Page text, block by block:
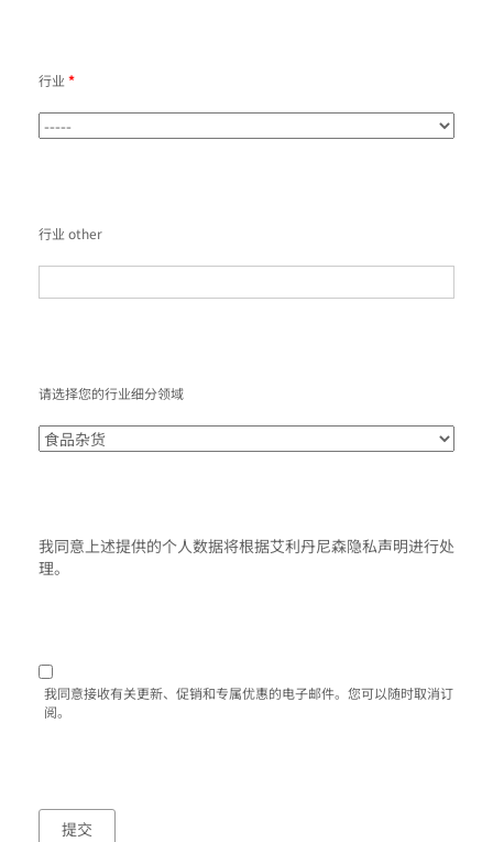
行业 *
行业 other
请选择您的行业细分领域
我同意上述提供的个人数据将根据艾利丹尼森隐私声明进行处
理。
我同意接收有关更新、促销和专属优惠的电子邮件。您可以随时取消订
阅。